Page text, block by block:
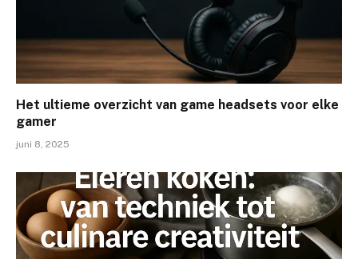
Het ultieme overzicht van game headsets voor elke
gamer
juni 8, 2025